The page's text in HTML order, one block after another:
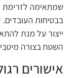
שמתאימה לזרימת
בבטיחות
ייצור על מנת
השטח בצורה
אישורים